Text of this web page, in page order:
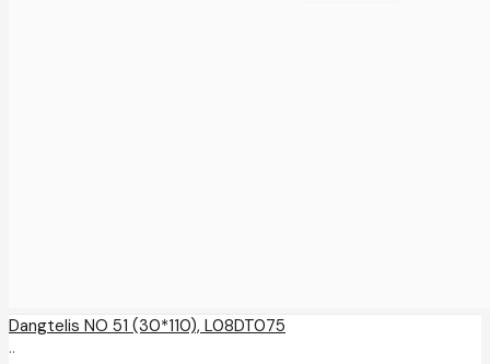
Dangtelis NO 51 (30*110), L08DT075
..